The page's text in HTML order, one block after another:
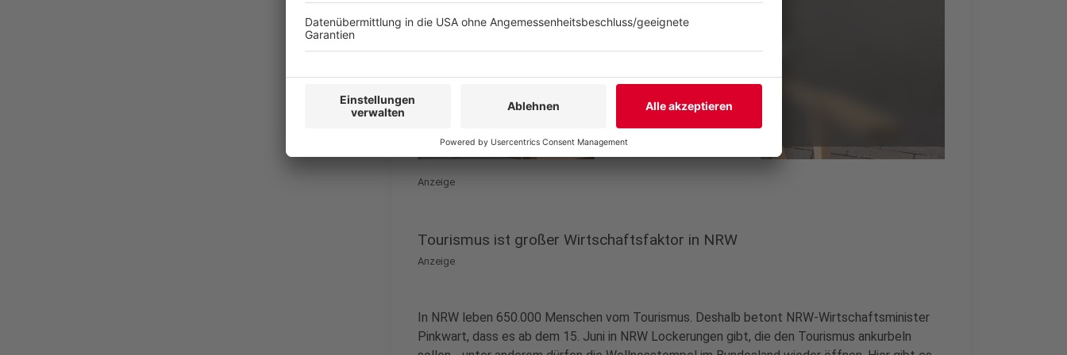
Anzeige
Tourismus ist großer Wirtschaftsfaktor in NRW
Anzeige
In NRW leben 650.000 Menschen vom Tourismus. Deshalb betont NRW-Wirtschaftsminister
Pinkwart, dass es ab dem 15. Juni in NRW Lockerungen gibt, die den Tourismus ankurbeln